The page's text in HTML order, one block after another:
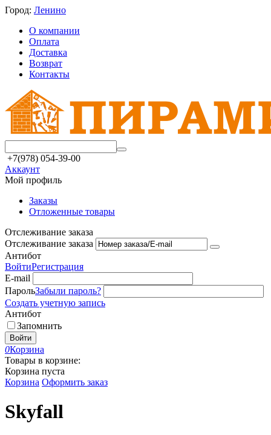
Город: Ленино
О компании
Оплата
Доставка
Возврат
Контакты
+7(978) 054-39-00
Аккаунт
Мой профиль
Заказы
Отложенные товары
Отслеживание заказа
Отслеживание заказа
Антибот
ВойтиРегистрация
E-mail
ПарольЗабыли пароль?
Создать учетную запись
Антибот
Запомнить
Войти
0Корзина
Товары в корзине:
Корзина пуста
Корзина Оформить заказ
Skyfall